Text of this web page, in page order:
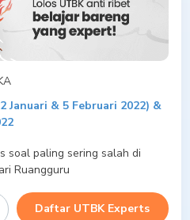
Januari & 5 Februari 2022) &
soal paling sering salah di
Ruangguru
Daftar UTBK Experts